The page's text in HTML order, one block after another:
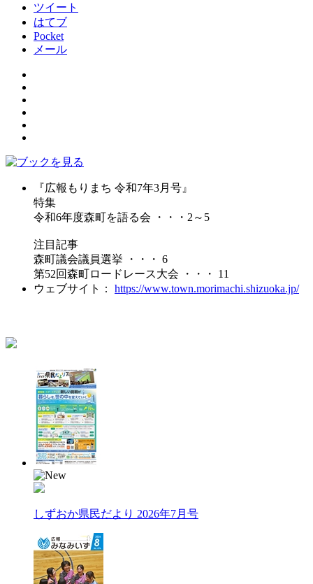
ツイート
はてブ
Pocket
メール
『広報もりまち 令和7年3月号』
特集
令和6年度森町を語る会 ・・・2～5
注目記事
森町議会議員選挙 ・・・ 6
第52回森町ロードレース大会 ・・・ 11
ウェブサイト： https://www.town.morimachi.shizuoka.jp/
しずおか県民だより 2026年7月号